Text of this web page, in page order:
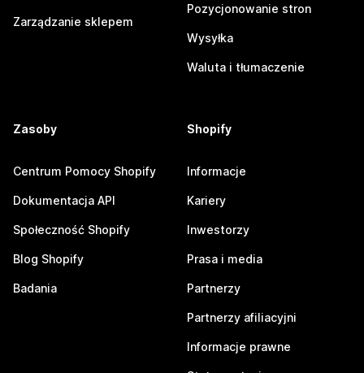
Zarządzanie sklepem
Pozycjonowanie stron
Wysyłka
Waluta i tłumaczenie
Zasoby
Centrum Pomocy Shopify
Dokumentacja API
Społeczność Shopify
Blog Shopify
Badania
Shopify
Informacje
Kariery
Inwestorzy
Prasa i media
Partnerzy
Partnerzy afiliacyjni
Informacje prawne